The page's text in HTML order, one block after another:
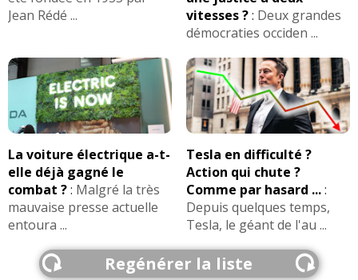
Jean Rédé ...
vitesses ?: Deux grandes
démocraties occiden ...
La voiture électrique a-t-
elle déjà gagné le
combat ?: Malgré la très
mauvaise presse actuelle
entoura ...
Tesla en difficulté ?
Action qui chute ?
Comme par hasard ...:
Depuis quelques temps,
Tesla, le géant de l'au ...
Regénérer la liste